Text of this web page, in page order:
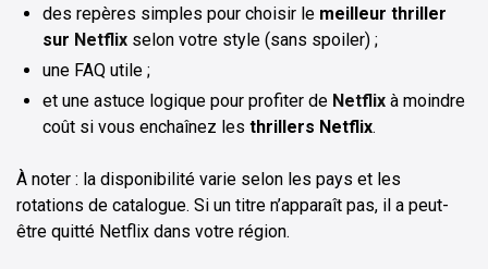
des repères simples pour choisir le meilleur thriller
sur Netflix selon votre style (sans spoiler) ;
une FAQ utile ;
et une astuce logique pour profiter de Netflix à moindre
coût si vous enchaînez les thrillers Netflix.
À noter : la disponibilité varie selon les pays et les
rotations de catalogue. Si un titre n’apparaît pas, il a peut-
être quitté Netflix dans votre région.